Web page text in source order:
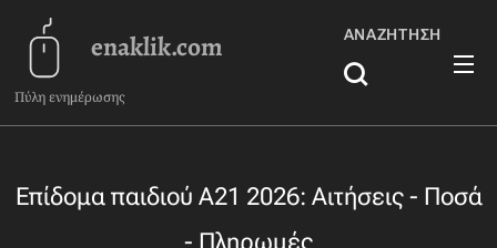
enaklik.com
Πύλη ενημέρωσης
ΑΝΑΖΉΤΗΣΗ
Επίδομα παιδιού Α21 2026: Αιτήσεις - Ποσά
- Πληρωμές